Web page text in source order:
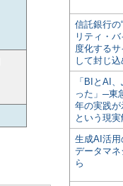
信託銀行の
リティ・
度化する
して封じ
「BIとAI
った」─東
年の実践が
という現実
生成AI活用
データマ
ら